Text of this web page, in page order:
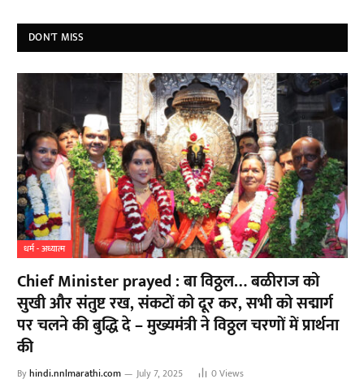
DON'T MISS
धर्म - अध्यात्म
Chief Minister prayed : बा विठ्ठल… बळीराज को
सुखी और संतुष्ट रख, संकटों को दूर कर, सभी को सद्मार्ग
पर चलने की बुद्धि दे – मुख्यमंत्री ने विठ्ठल चरणों में प्रार्थना
की
Byhindi.nnlmarathi.com July 7, 2025 0Views